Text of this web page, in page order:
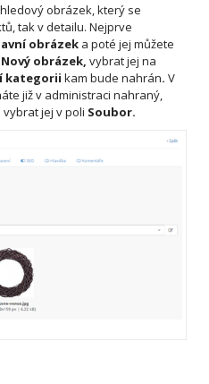
obrázek, který se
tak v detailu. Nejprve
obrázek a poté jej můžete
Nový obrázek, vybrat jej na
kategorii kam bude nahrán. V
již v administraci nahraný,
vybrat jej v poli Soubor.